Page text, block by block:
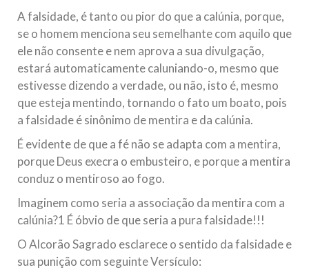
A falsidade, é tanto ou pior do que a calúnia, porque,
se o homem menciona seu semelhante com aquilo que
ele não consente e nem aprova a sua divulgação,
estará automaticamente caluniando-o, mesmo que
estivesse dizendo a verdade, ou não, isto é, mesmo
que esteja mentindo, tornando o fato um boato, pois
a falsidade é sinônimo de mentira e da calúnia.
É evidente de que a fé não se adapta com a mentira,
porque Deus execra o embusteiro, e porque a mentira
conduz o mentiroso ao fogo.
Imaginem como seria a associação da mentira com a
calúnia?1 É óbvio de que seria a pura falsidade!!!
O Alcorão Sagrado esclarece o sentido da falsidade e
sua punição com seguinte Versículo: